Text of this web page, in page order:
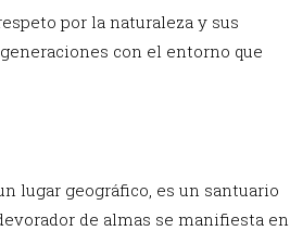
por la naturaleza y sus
con el entorno que
lugar geográfico, es un santuario
de almas se manifiesta en